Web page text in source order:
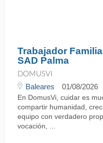
Trabajador
SAD Palma
DOMUSVI
Baleares 01/08/2026
En DomusVi, cuidar es
compartir humanidad,
equipo con verdadero
vocación, ...